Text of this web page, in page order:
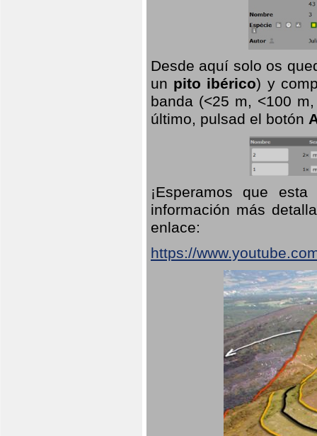
Desde aquí solo os
un pito ibérico) y
banda (<25 m, <100
último, pulsad el botón
¡Esperamos que
información más
enlace:
https://